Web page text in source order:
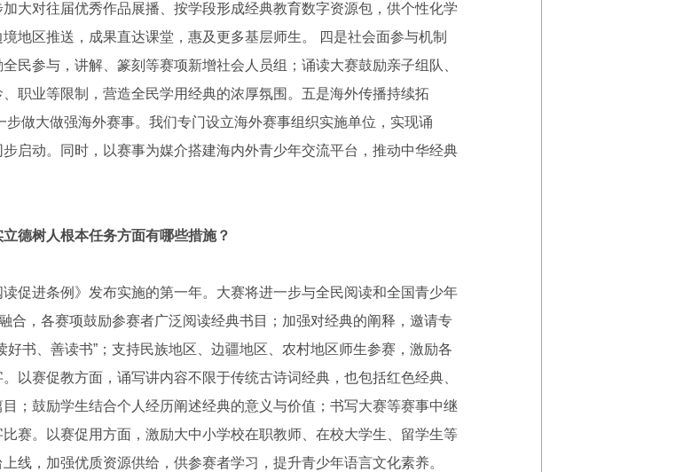
大对往届优秀作品展播、按学段形成经典教育数字资源包，供个性化学
地区推送，成果直达课堂，惠及更多基层师生。 四是社会面参与机制
民参与，讲解、篆刻等赛项新增社会人员组；诵读大赛鼓励亲子组队、
职业等限制，营造全民学用经典的浓厚氛围。五是海外传播持续拓
做大做强海外赛事。我们专门设立海外赛事组织实施单位，实现诵
启动。同时，以赛事为媒介搭建海内外青少年交流平台，推动中华经典
德树人根本任务方面有哪些措施？
进条例》发布实施的第一年。大赛将进一步与全民阅读和全国青少年
合，各赛项鼓励参赛者广泛阅读经典书目；加强对经典的阐释，邀请专
好书、善读书”；支持民族地区、边疆地区、农村地区师生参赛，激励各
以赛促教方面，诵写讲内容不限于传统古诗词经典，也包括红色经典、
；鼓励学生结合个人经历阐述经典的意义与价值；书写大赛等赛事中继
赛。以赛促用方面，激励大中小学校在职教师、在校大学生、留学生等
线，加强优质资源供给，供参赛者学习，提升青少年语言文化素养。